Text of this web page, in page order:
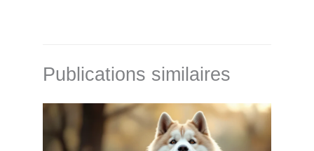
Publications similaires